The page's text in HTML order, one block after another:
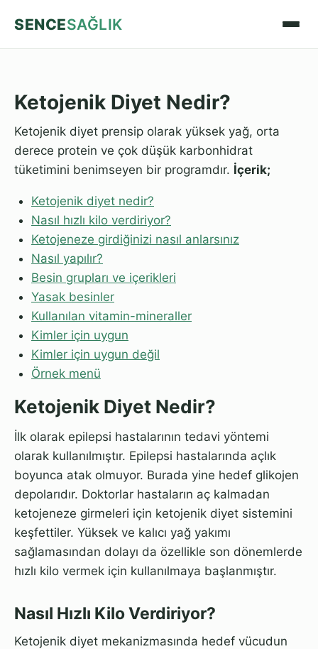
SENCESAĞLIK
Ketojenik Diyet Nedir?
Ketojenik diyet prensip olarak yüksek yağ, orta
derece protein ve çok düşük karbonhidrat
tüketimini benimseyen bir programdır. İçerik;
Ketojenik diyet nedir?
Nasıl hızlı kilo verdiriyor?
Ketojeneze girdiğinizi nasıl anlarsınız
Nasıl yapılır?
Besin grupları ve içerikleri
Yasak besinler
Kullanılan vitamin-mineraller
Kimler için uygun
Kimler için uygun değil
Örnek menü
Ketojenik Diyet Nedir?
İlk olarak epilepsi hastalarının tedavi yöntemi
olarak kullanılmıştır. Epilepsi hastalarında açlık
boyunca atak olmuyor. Burada yine hedef glikojen
depolarıdır. Doktorlar hastaların aç kalmadan
ketojeneze girmeleri için ketojenik diyet sistemini
keşfettiler. Yüksek ve kalıcı yağ yakımı
sağlamasından dolayı da özellikle son dönemlerde
hızlı kilo vermek için kullanılmaya başlanmıştır.
Nasıl Hızlı Kilo Verdiriyor?
Ketojenik diyet mekanizmasında hedef vücudun